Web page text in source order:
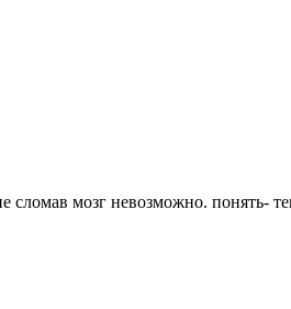
сломав мозг невозможно. понять-